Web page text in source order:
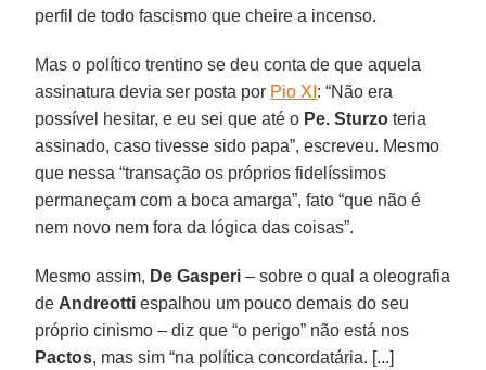
perfil de todo fascismo que cheire a incenso.
Mas o político trentino se deu conta de que aquela
assinatura devia ser posta por Pio XI : “Não era
possível hesitar, e eu sei que até o Pe. Sturzo teria
assinado, caso tivesse sido papa”, escreveu. Mesmo
que nessa “transação os próprios fidelíssimos
permaneçam com a boca amarga”, fato “que não é
nem novo nem fora da lógica das coisas”.
Mesmo assim, De Gasperi – sobre o qual a oleografia
de Andreotti espalhou um pouco demais do seu
próprio cinismo – diz que “o perigo” não está nos
Pactos, mas sim “na política concordatária. [...]